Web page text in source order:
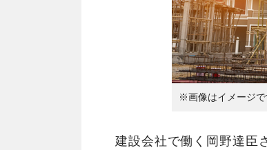
※画像はイメージで
建設会社で働く岡野達臣